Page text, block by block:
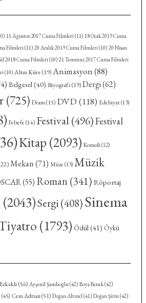
11 Ağustos 2017 Cuma Filmleri(11) 18 Ocak 2019 Cuma
Filmleri(11) 20 Aralık 2019 Cuma Filmleri(10) 20 Nisan
2018 Cuma Filmleri(10) 21 Temmuz 2017 Cuma Filmleri
(10) Altın Küre(19) Animasyon(88)
Belgesel(40) Biyografi(19) Dergi(62)
(725) Dram(15) DVD (118) Edebiyat(13)
Felsefe (14) Festival (496)Festival
Kitap (2093) Komedi(12)
Mekan(71) Müze (13) Müzik
(55) Roman(341) Röportaj
(2043)Sergi(408)Sinema
(1793) Ödül(41) Öykü
(56) Ayşenil Şamlıoğlu(42) Boya Benek(42)
(45) Cem Adrian(51) Doğan Altınel(41) Doğan Şirin(42)